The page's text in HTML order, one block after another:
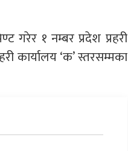
गरेर १ नम्बर प्रदेश प्रहरी
कार्यालय ‘क’ स्तरसम्मका